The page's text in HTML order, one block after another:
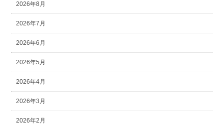
2026年8月
2026年7月
2026年6月
2026年5月
2026年4月
2026年3月
2026年2月